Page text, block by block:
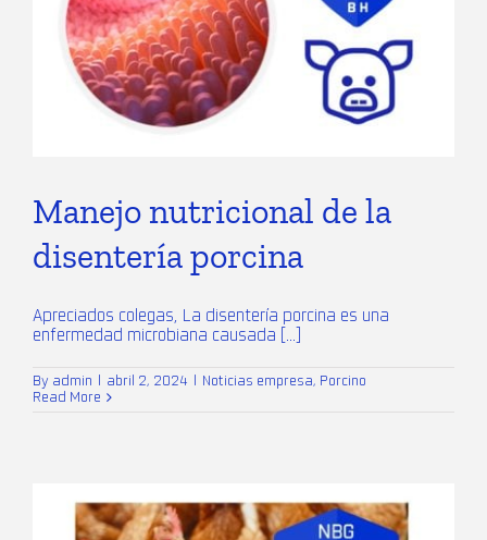
Manejo nutricional de la
disentería porcina
Apreciados colegas, La disentería porcina es una
enfermedad microbiana causada [...]
By admin abril 2, 2024 Noticias empresa, Porcino
Read More